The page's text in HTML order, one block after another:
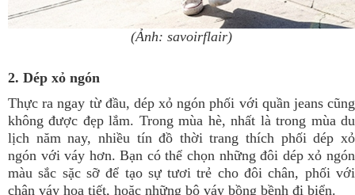
(Ảnh: savoirflair)
2. Dép xỏ ngón
Thực ra ngay từ đầu, dép xỏ ngón phối với quần jeans cũng
không được đẹp lắm. Trong mùa hè, nhất là trong mùa du
lịch năm nay, nhiều tín đồ thời trang thích phối dép xỏ
ngón với váy hơn. Bạn có thể chọn những đôi dép xỏ ngón
màu sắc sặc sỡ để tạo sự tươi trẻ cho đôi chân, phối với
chân váy họa tiết, hoặc những bộ váy bồng bềnh đi biển.